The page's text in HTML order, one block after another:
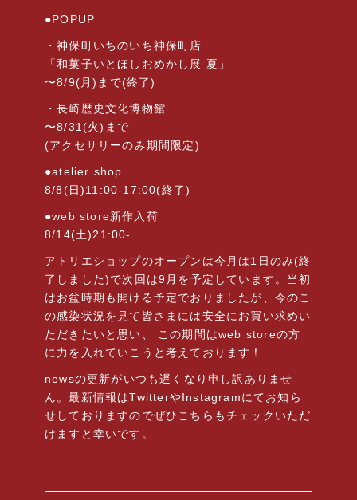
●POPUP
・神保町いちのいち神保町店
「和菓子いとほしおめかし展 夏」
〜8/9(月)まで(終了)
・長崎歴史文化博物館
〜8/31(火)まで
(アクセサリーのみ期間限定)
●atelier shop
8/8(日)11:00-17:00(終了)
●web store新作入荷
8/14(土)21:00-
アトリエショップのオープンは今月は1日のみ(終
了しました)で次回は9月を予定しています。当初
はお盆時期も開ける予定でおりましたが、今のこ
の感染状況を見て皆さまには安全にお買い求めい
ただきたいと思い、 この期間はweb storeの方
に力を入れていこうと考えております！
newsの更新がいつも遅くなり申し訳ありませ
ん。最新情報はTwitterやInstagramにてお知ら
せしておりますのでぜひこちらもチェックいただ
けますと幸いです。